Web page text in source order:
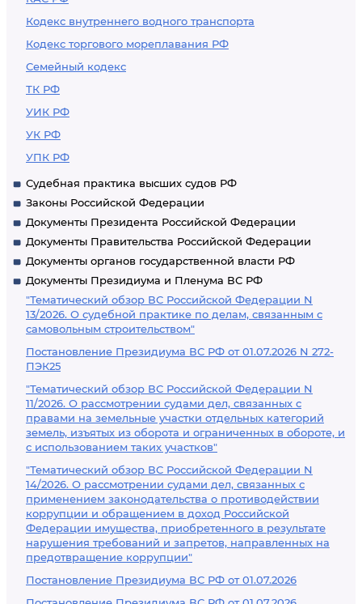
Кодекс внутреннего водного транспорта
Кодекс торгового мореплавания РФ
Семейный кодекс
ТК РФ
УИК РФ
УК РФ
УПК РФ
Судебная практика высших судов РФ
Законы Российской Федерации
Документы Президента Российской Федерации
Документы Правительства Российской Федерации
Документы органов государственной власти РФ
Документы Президиума и Пленума ВС РФ
"Тематический обзор ВС Российской Федерации N
13/2026. О судебной практике по делам, связанным с
самовольным строительством"
Постановление Президиума ВС РФ от 01.07.2026 N 272-
ПЭК25
"Тематический обзор ВС Российской Федерации N
11/2026. О рассмотрении судами дел, связанных с
правами на земельные участки отдельных категорий
земель, изъятых из оборота и ограниченных в обороте, и
с использованием таких участков"
"Тематический обзор ВС Российской Федерации N
14/2026. О рассмотрении судами дел, связанных с
применением законодательства о противодействии
коррупции и обращением в доход Российской
Федерации имущества, приобретенного в результате
нарушения требований и запретов, направленных на
предотвращение коррупции"
Постановление Президиума ВС РФ от 01.07.2026